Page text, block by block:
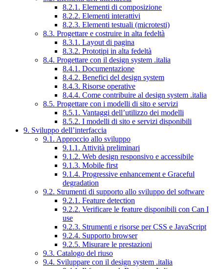
8.2.1. Elementi di composizione
8.2.2. Elementi interattivi
8.2.3. Elementi testuali (microtesti)
8.3. Progettare e costruire in alta fedeltà
8.3.1. Layout di pagina
8.3.2. Prototipi in alta fedeltà
8.4. Progettare con il design system .italia
8.4.1. Documentazione
8.4.2. Benefici del design system
8.4.3. Risorse operative
8.4.4. Come contribuire al design system .italia
8.5. Progettare con i modelli di sito e servizi
8.5.1. Vantaggi dell’utilizzo dei modelli
8.5.2. I modelli di sito e servizi disponibili
9. Sviluppo dell’interfaccia
9.1. Approccio allo sviluppo
9.1.1. Attività preliminari
9.1.2. Web design responsivo e accessibile
9.1.3. Mobile first
9.1.4. Progressive enhancement e Graceful
degradation
9.2. Strumenti di supporto allo sviluppo del software
9.2.1. Feature detection
9.2.2. Verificare le feature disponibili con Can I
use
9.2.3. Strumenti e risorse per CSS e JavaScript
9.2.4. Supporto browser
9.2.5. Misurare le prestazioni
9.3. Catalogo del riuso
9.4. Sviluppare con il design system .italia